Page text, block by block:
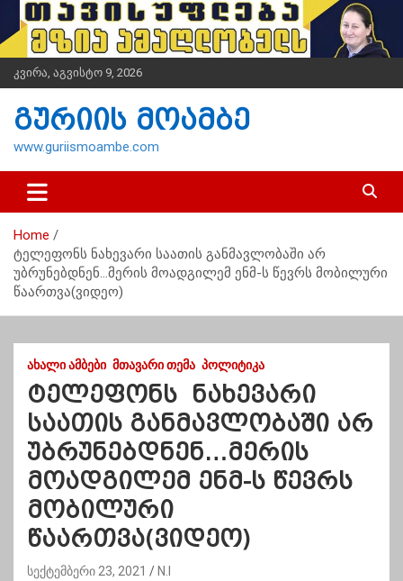
i
t
n
კვირა, აგვისტო 9, 2026
გურიის მოამბე
www.guriismoambe.com
Home
ტელეფონს ნახევარი საათის განმავლობაში არ
უბრუნებდნენ…მერის მოადგილემ ენმ-ს წევრს მობილური
წაართვა(ვიდეო)
ᲐᲮᲐᲚᲘ ᲐᲛᲑᲔᲑᲘ ᲛᲗᲐᲕᲐᲠᲘ ᲗᲔᲛᲐ ᲞᲝᲚᲘᲢᲘᲙᲐ
ტელეფონს ნახევარი
საათის განმავლობაში არ
უბრუნებდნენ…მერის
მოადგილემ ენმ-ს წევრს
მობილური
წაართვა(ვიდეო)
სექტემბერი 23, 2021 N.I